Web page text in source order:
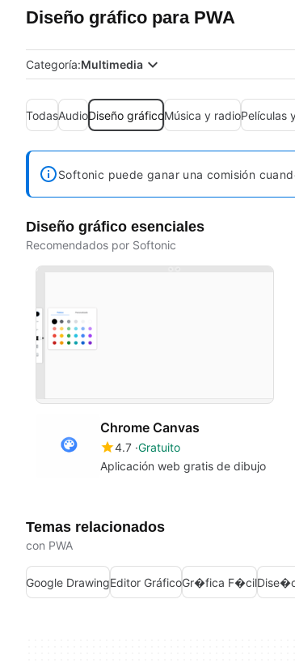
Diseño gráfico para PWA
Categoría:Multimedia
TodasAudioDiseño gráficoMúsica y radioPelículas
Softonic puede ganar una comisión
Diseño gráfico esenciales
Recomendados por Softonic
Chrome Canvas
4.7 Gratuito
Aplicación web gratis de dibujo
Temas relacionados
con PWA
Google DrawingEditor GráficoGr�fica F�cil